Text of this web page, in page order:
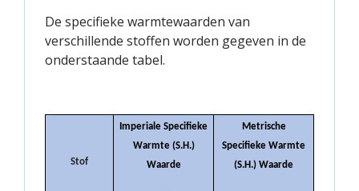
De specifieke warmtewaarden van
verschillende stoffen worden gegeven in de
onderstaande tabel.
Stof
Imperiale Specifieke
Warmte (S.H.)
Waarde
Metrische
Specifieke Warmte
(S.H.) Waarde